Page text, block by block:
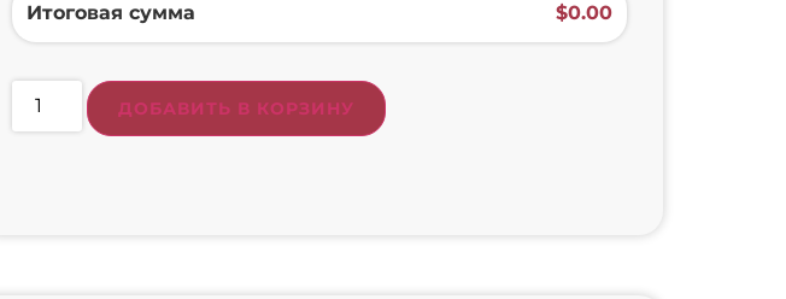
Итоговая сумма $‎0.00
ДОБАВИТЬ В КОРЗИНУ